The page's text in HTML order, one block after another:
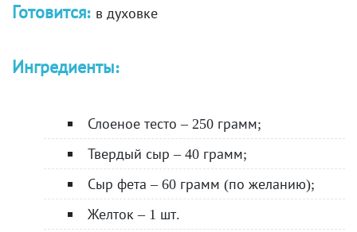
Готовится: в духовке
Ингредиенты:
Слоеное тесто – 250 грамм;
Твердый сыр – 40 грамм;
Сыр фета – 60 грамм (по желанию);
Желток – 1 шт.